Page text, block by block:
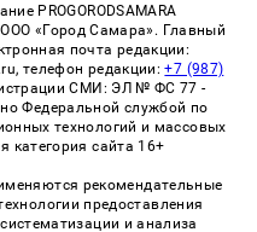
PROGORODSAMARA
«Город Самара». Главный
почта редакции:
телефон редакции:+7 (987)
СМИ: ЭЛ № ФС 77 -
Федеральной службой по
технологий и массовых
категория сайта 16+
рекомендательные
предоставления
и анализа